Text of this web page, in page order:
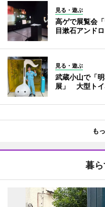
見る・遊ぶ
高ゲで展覧会
目漱石アンド
見る・遊ぶ
武蔵小山で「
展」 大型ト
も
暮ら